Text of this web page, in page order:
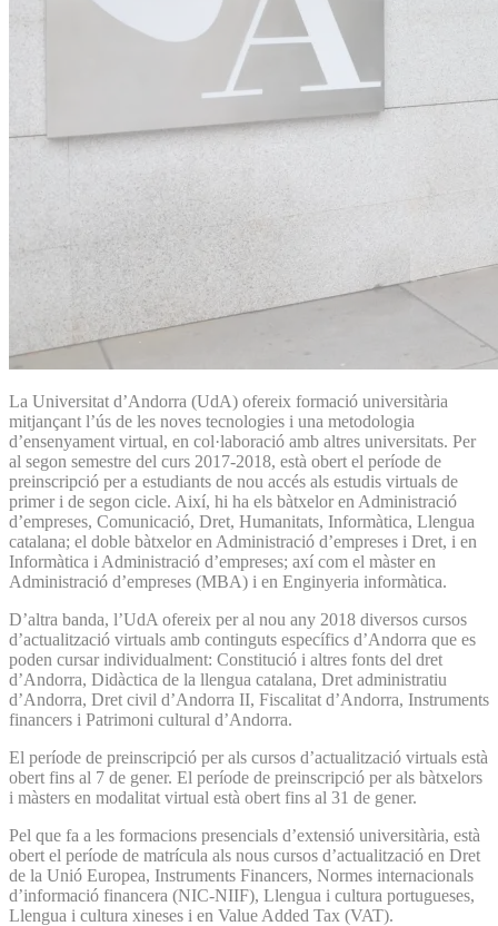
La Universitat d’Andorra (UdA) ofereix formació universitària
mitjançant l’ús de les noves tecnologies i una metodologia
d’ensenyament virtual, en col·laboració amb altres universitats. Per
al segon semestre del curs 2017-2018, està obert el període de
preinscripció per a estudiants de nou accés als estudis virtuals de
primer i de segon cicle. Així, hi ha els bàtxelor en Administració
d’empreses, Comunicació, Dret, Humanitats, Informàtica, Llengua
catalana; el doble bàtxelor en Administració d’empreses i Dret, i en
Informàtica i Administració d’empreses; axí com el màster en
Administració d’empreses (MBA) i en Enginyeria informàtica.
D’altra banda, l’UdA ofereix per al nou any 2018 diversos cursos
d’actualització virtuals amb continguts específics d’Andorra que es
poden cursar individualment: Constitució i altres fonts del dret
d’Andorra, Didàctica de la llengua catalana, Dret administratiu
d’Andorra, Dret civil d’Andorra II, Fiscalitat d’Andorra, Instruments
financers i Patrimoni cultural d’Andorra.
El període de preinscripció per als cursos d’actualització virtuals està
obert fins al 7 de gener. El període de preinscripció per als bàtxelors
i màsters en modalitat virtual està obert fins al 31 de gener.
Pel que fa a les formacions presencials d’extensió universitària, està
obert el període de matrícula als nous cursos d’actualització en Dret
de la Unió Europea, Instruments Financers, Normes internacionals
d’informació financera (NIC-NIIF), Llengua i cultura portugueses,
Llengua i cultura xineses i en Value Added Tax (VAT).